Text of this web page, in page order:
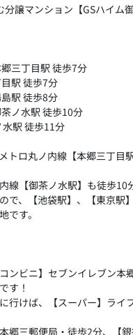
分譲マンション【GSハイム
三丁目駅 徒歩7分
駅 徒歩7分
駅 徒歩8分
ノ水駅 徒歩10分
駅 徒歩11分
トロ丸ノ内線【本郷三丁目
線【御茶ノ水駅】も徒歩
で、【池袋駅】、【東京駅
です。
ンビニ】セブンイレブン
す！
行けば、【スーパー】ラ
郷三郵便局・徒歩2分、【